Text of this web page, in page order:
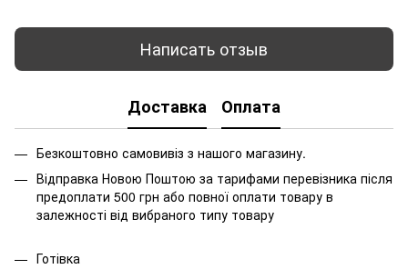
Написать отзыв
Доставка Оплата
Безкоштовно самовивіз з нашого магазину.
Відправка Новою Поштою за тарифами перевізника після
предоплати 500 грн або повної оплати товару в
залежності від вибраного типу товару
Готівка